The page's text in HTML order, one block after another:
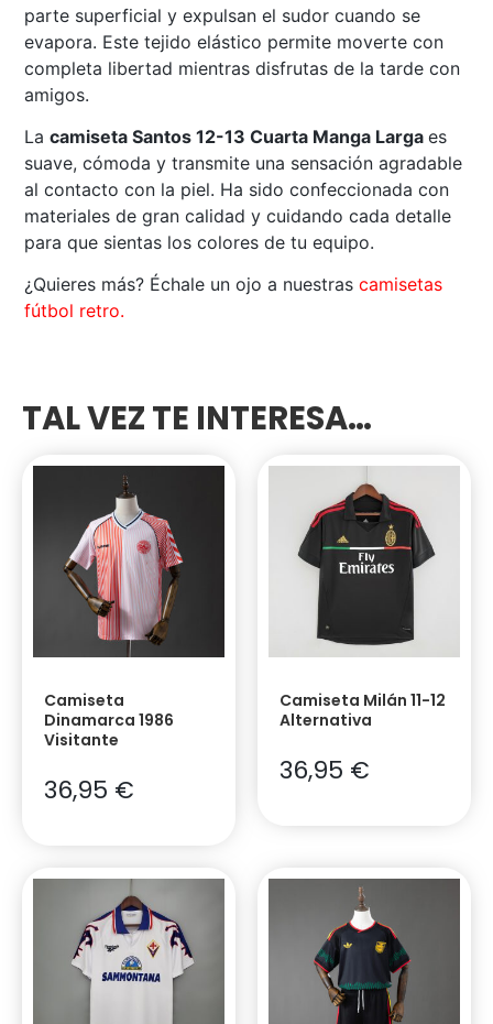
parte superficial y expulsan el sudor cuando se
evapora. Este tejido elástico permite moverte con
completa libertad mientras disfrutas de la tarde con
amigos.
Lacamiseta Santos 12-13 Cuarta Manga Larga es
suave, cómoda y transmite una sensación agradable
al contacto con la piel. Ha sido confeccionada con
materiales de gran calidad y cuidando cada detalle
para que sientas los colores de tu equipo.
¿Quieres más? Échale un ojo a nuestrascamisetas
fútbol retro.
TAL VEZ TE INTERESA…
Camiseta
Dinamarca 1986
Visitante
36,95 €
Camiseta Milán 11-12
Alternativa
36,95 €